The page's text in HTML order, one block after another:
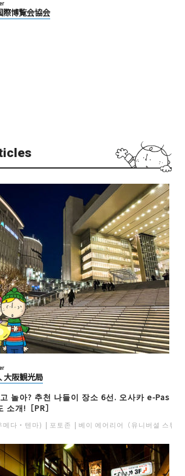
際博覧会協会
大阪観光局
놀아? 추천 나들이 장소 6선. 오사카 e-Pas
개!［PR］
메다・텐마) 포토존 베이 에어리어（유니버셜 스튜